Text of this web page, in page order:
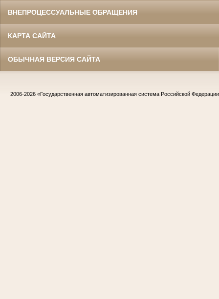
ВНЕПРОЦЕССУАЛЬНЫЕ ОБРАЩЕНИЯ
КАРТА САЙТА
ОБЫЧНАЯ ВЕРСИЯ САЙТА
2006-2026 «Государственная автоматизированная система Российской